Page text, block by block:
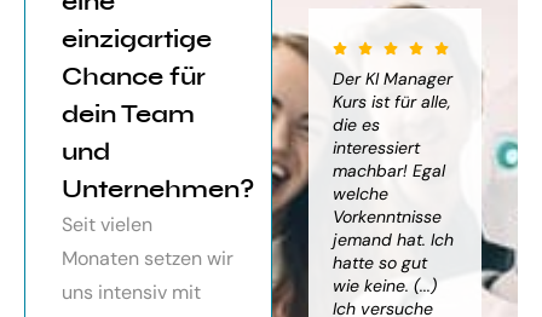
einzigartige
Chance für
dein Team
und
Unternehmen?
Seit vielen
Monaten setzen wir
uns intensiv mit
von
sehr
Der KI Manager
mich sehr
toller Überblick
über alles, was
mit kleinem
Ausblick.
Der KI Manager
Kurs ist für alle,
die es
interessiert
machbar! Egal
welche
Vorkenntnisse
jemand hat. Ich
hatte so gut
wie keine. (...)
Ich versuche
zu